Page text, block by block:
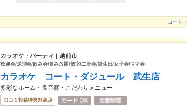
コート
カラオケ・パーティ｜越前市
歓迎会/送別会/飲み会/飲み放題/個室/二次会/誕生日/女子会/ママ会
カラオケ コート・ダジュール 武生店
多彩なルーム・良音響・こだわりメニュー
口コミ投稿特典対象店